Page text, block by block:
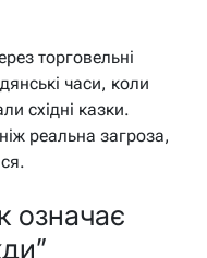
торговельні
часи, коли
східні казки.
реальна загроза,
означає